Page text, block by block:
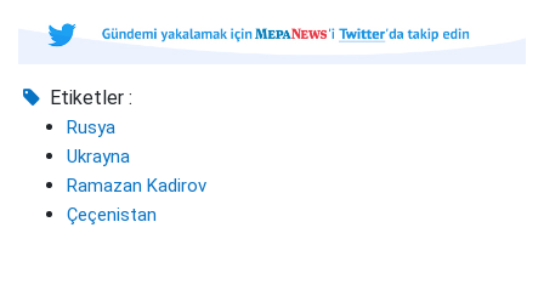
Etiketler :
Rusya
Ukrayna
Ramazan Kadirov
Çeçenistan